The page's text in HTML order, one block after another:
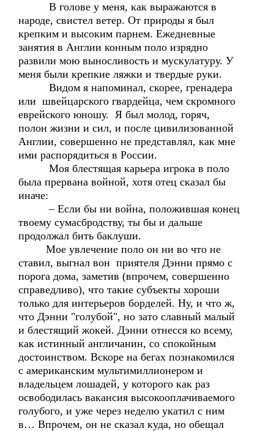
В голове у меня, как выражаются в
народе, свистел ветер. От природы я был
крепким и высоким парнем. Ежедневные
занятия в Англии конным поло изрядно
развили мою выносливость и мускулатуру. У
меня были крепкие ляжки и твердые руки.
Видом я напоминал, скорее, гренадера
или швейцарского гвардейца, чем скромного
еврейского юношу. Я был молод, горяч,
полон жизни и сил, и после цивилизованной
Англии, совершенно не представлял, как мне
ими распорядиться в России.
Моя блестящая карьера игрока в поло
была прервана войной, хотя отец сказал бы
иначе:
– Если бы ни война, положившая конец
твоему сумасбродству, ты бы и дальше
продолжал бить баклуши.
Мое увлечение поло он ни во что не
ставил, выгнал вон приятеля Дэнни прямо с
порога дома, заметив (впрочем, совершенно
справедливо), что такие субъекты хороши
только для интерьеров борделей. Ну, и что ж,
что Дэнни "голубой", но зато славный малый
и блестящий жокей. Дэнни отнесся ко всему,
как истинный англичанин, со спокойным
достоинством. Вскоре на бегах познакомился
с американским мультимиллионером и
владельцем лошадей, у которого как раз
освободилась вакансия высокооплачиваемого
голубого, и уже через неделю укатил с ним
в… Впрочем, он не сказал куда, но обещал